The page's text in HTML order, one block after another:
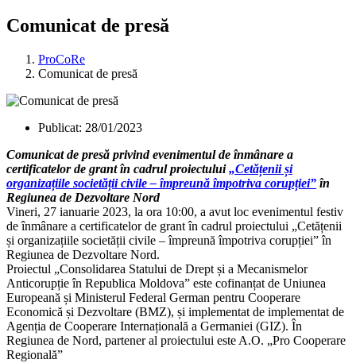
Comunicat de presă
ProCoRe
Comunicat de presă
Publicat: 28/01/2023
Comunicat de presă privind evenimentul de înmânare a
certificatelor de grant în cadrul proiectului„Cetățenii și
organizațiile societății civile – împreună împotriva corupției” în
Regiunea de Dezvoltare Nord
Vineri, 27 ianuarie 2023, la ora 10:00, a avut loc evenimentul festiv
de înmânare a certificatelor de grant în cadrul proiectului „Cetățenii
și organizațiile societății civile – împreună împotriva corupției” în
Regiunea de Dezvoltare Nord.
Proiectul „Consolidarea Statului de Drept și a Mecanismelor
Anticorupție în Republica Moldova” este cofinanțat de Uniunea
Europeană și Ministerul Federal German pentru Cooperare
Economică și Dezvoltare (BMZ), și implementat de implementat de
Agenția de Cooperare Internațională a Germaniei (GIZ). În
Regiunea de Nord, partener al proiectului este A.O. „Pro Cooperare
Regională”